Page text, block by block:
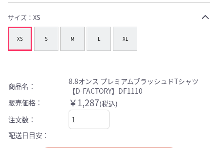
サイズ： XS
XS S M L XL
商品名：
8.8オンス プレミアムブラッシュドTシャツ
【D-FACTORY】DF1110
販売価格：
￥1,287(税込)
注文数：
配送日目安：